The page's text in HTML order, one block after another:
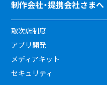
制作会社・提携会社さまへ
取次店制度
アプリ開発
メディアキット
セキュリティ